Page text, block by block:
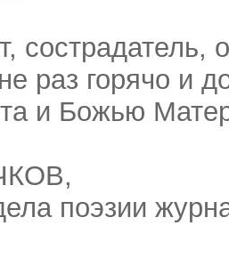
сострадатель,
раз горячо и
и Божью
поэзии